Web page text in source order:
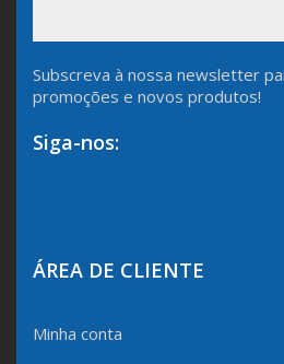
Subscreva à nossa newsletter
promoções e novos produtos!
Siga-nos:
ÁREA DE CLIENTE
Minha conta